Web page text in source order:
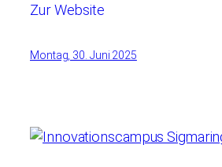
Zur Website
Montag, 30. Juni 2025